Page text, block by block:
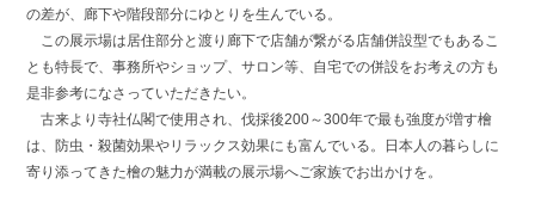
の差が、廊下や階段部分にゆとりを生んでいる。
この展示場は居住部分と渡り廊下で店舗が繋がる店舗併設型でもあるこ
とも特長で、事務所やショップ、サロン等、自宅での併設をお考えの方も
是非参考になさっていただきたい。
古来より寺社仏閣で使用され、伐採後200～300年で最も強度が増す檜
は、防虫・殺菌効果やリラックス効果にも富んでいる。日本人の暮らしに
寄り添ってきた檜の魅力が満載の展示場へご家族でお出かけを。